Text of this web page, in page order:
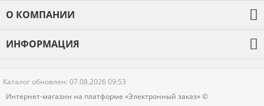
О КОМПАНИИ
Новости
ИНФОРМАЦИЯ
Каталог обновлен: 07.08.2026 09:53
Интернет-магазин на платформе «Электронный заказ» ©